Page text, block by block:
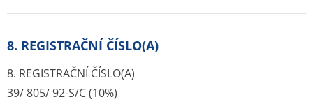
8. REGISTRAČNÍ ČÍSLO(A)
8. REGISTRAČNÍ ČÍSLO(A)
39/ 805/ 92-S/C (10%)